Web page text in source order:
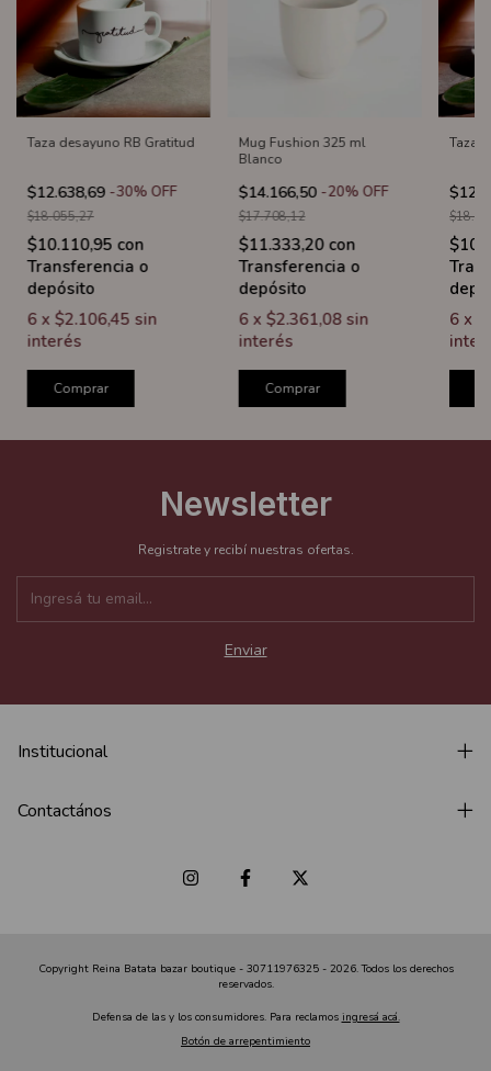
Taza desayuno RB Gratitud
$12.638,69 -30% OFF
$18.055,27
$10.110,95 con
Transferencia o
depósito
6 x $2.106,45 sin
interés
Comprar
Mug Fushion 325 ml
Blanco
$14.166,50 -20% OFF
$17.708,12
$11.333,20 con
Transferencia o
depósito
6 x $2.361,08 sin
interés
Comprar
Taza
6 x
Newsletter
Registrate y recibí nuestras ofertas.
Institucional
Contactános
Copyright Reina Batata bazar boutique - 30711976325 - 2026. Todos los derechos
reservados.
Defensa de las y los consumidores. Para reclamos ingresá acá.
Botón de arrepentimiento